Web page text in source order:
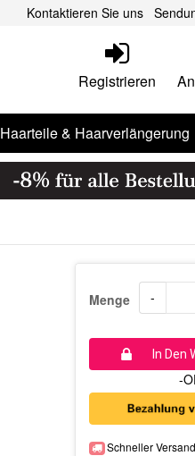
Kontaktieren Sie uns
Registrieren
Haarteile & Haarverlängerung
Menge -
In Den
-
Schneller Versand